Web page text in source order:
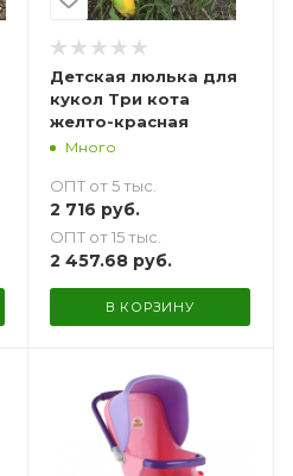
Детская люлька для
кукол Три кота
желто-красная
Много
ОПТ от 5 тыс.
2 716 руб.
ОПТ от 15 тыс.
2 457.68руб.
В КОРЗИНУ